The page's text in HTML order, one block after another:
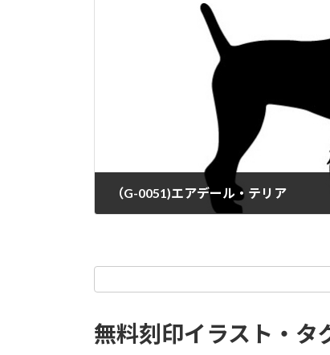
（G-0051)エアデール・テリア
無料刻印イラスト・タ